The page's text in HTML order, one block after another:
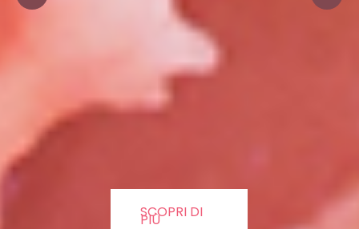
SCOPRI DI
PIÙ